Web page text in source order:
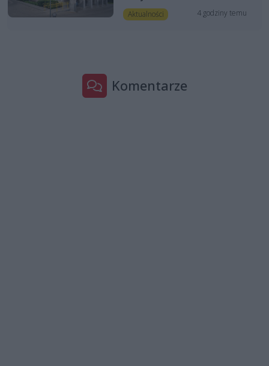
Aktualności 4 godziny temu
Komentarze